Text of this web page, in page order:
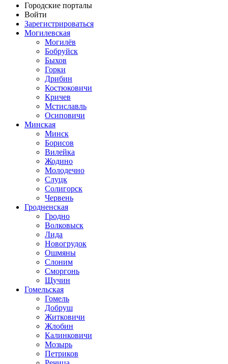
Городские порталы
Войти
Зарегистрироваться
Могилевская
Могилёв
Бобруйск
Быхов
Горки
Дрибин
Костюковичи
Кричев
Мстиславль
Осиповичи
Минская
Минск
Борисов
Вилейка
Жодино
Молодечно
Слуцк
Солигорск
Червень
Гродненская
Гродно
Волковыск
Лида
Новогрудок
Ошмяны
Слоним
Сморгонь
Щучин
Гомельская
Гомель
Добруш
Житковичи
Жлобин
Калинковичи
Мозырь
Петриков